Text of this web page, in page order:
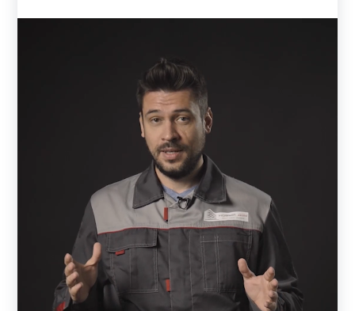
крепления ламелей к направляющим, можно
кардинально изменить его внешний вид.
Характеристики различных вариантов
Чтобы сделать оптимальный выбор забора типа ранчо,
перед заказом, желательно, изучить основные его
модификации и характеристики:
Толщина металла профиля для изготовления
ламелей и рамы может варьироваться от 0.5 до 1.5